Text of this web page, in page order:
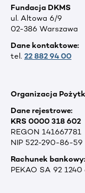
Fundacja DKMS
ul. Altowa 6/9
02-386 Warszawa
Dane kontaktowe:
tel. 22 882 94 00
Organizacja
Dane rejestrowe:
KRS 0000 318 602
REGON 141667781
NIP 522-290-86-59
Rachunek bankowy:
PEKAO SA 92